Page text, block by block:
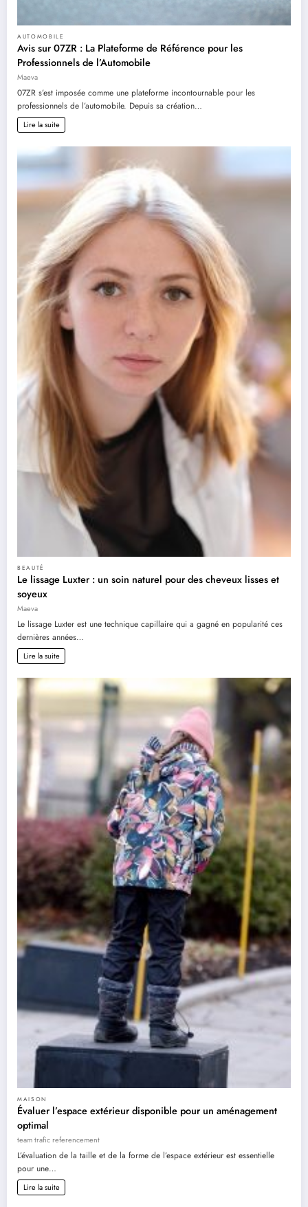
AUTOMOBILE
Avis sur 07ZR : La Plateforme de Référence pour les
Professionnels de l’Automobile
Maeva
07ZR s’est imposée comme une plateforme incontournable pour les
professionnels de l’automobile. Depuis sa création…
Lire la suite
BEAUTÉ
Le lissage Luxter : un soin naturel pour des cheveux lisses et
soyeux
Maeva
Le lissage Luxter est une technique capillaire qui a gagné en popularité ces
dernières années…
Lire la suite
MAISON
Évaluer l’espace extérieur disponible pour un aménagement
optimal
team trafic referencement
L’évaluation de la taille et de la forme de l’espace extérieur est essentielle
pour une…
Lire la suite